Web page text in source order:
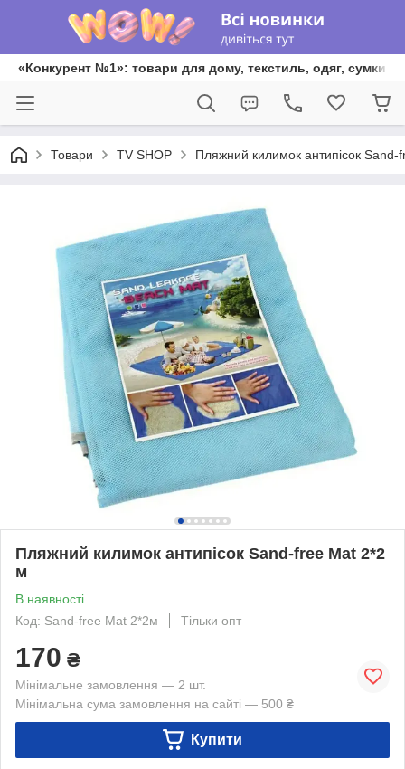
«Конкурент №1»: товари для дому, текстиль, одяг, сумки
Товари TV SHOP Пляжний килимок антипісок
Пляжний килимок антипісок Sand-free Mat 2*2
м
В наявності
Код: Sand-free Mat 2*2м
Тільки опт
170 ₴
Мінімальне замовлення — 2 шт.
Мінімальна сума замовлення на сайті — 500 ₴
Купити